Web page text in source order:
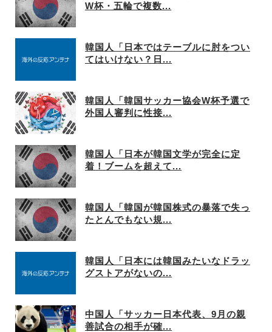
W杯・五輪で複数...
韓国人「日本ではテーブルに肘をつい
てはいけない？日...
韓国人「韓国サッカー協会W杯予選で
外国人審判に性接...
韓国人「日本が韓国文学が完全に定
着！ブームを超えて...
韓国人「韓国が韓国株式の暴落で失っ
たとんでもない規...
韓国人「日本には韓国みたいなドラッ
グストアがないの...
中国人「サッカー日本代表、9月の親
善試合の相手が確...